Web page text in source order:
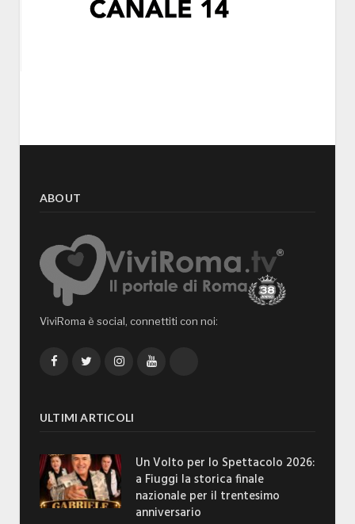
ABOUT
ViviRoma è social, connettiti con noi:
FacebookTwitterInstagramYouTube
ULTIMI ARTICOLI
Un Volto per lo Spettacolo 2026:
a Fiuggi la storica finale
nazionale per il trentesimo
anniversario